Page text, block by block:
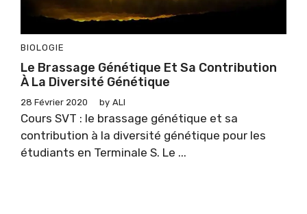
BIOLOGIE
Le Brassage Génétique Et Sa Contribution
À La Diversité Génétique
28 Février 2020 by ALI
Cours SVT : le brassage génétique et sa
contribution à la diversité génétique pour les
étudiants en Terminale S. Le ...